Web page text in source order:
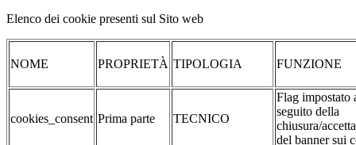
Elenco dei cookie presenti sul Sito web
NOME PROPRIETÀ TIPOLOGIA FUNZIONE
cookies_consent Prima parte TECNICO
Flag impostato
seguito della
chiusura/
del banner sui